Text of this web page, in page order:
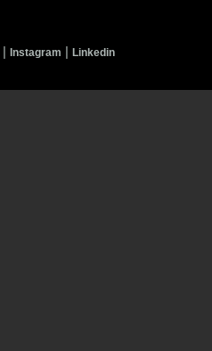
| Instagram | Linkedin